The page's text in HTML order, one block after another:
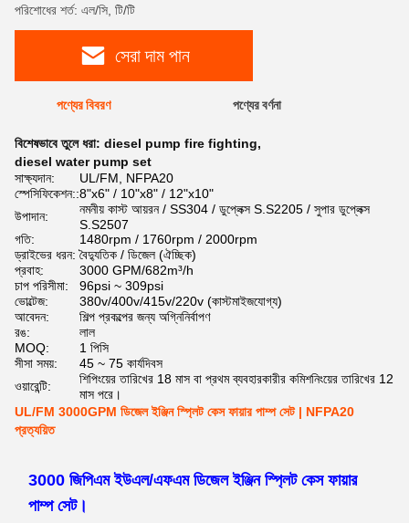
পরিশোধের শর্ত: এল/সি, টি/টি
সেরা দাম পান
পণ্যের বিবরণ পণ্যের বর্ণনা
বিশেষভাবে তুলে ধরা: diesel pump fire fighting,
diesel water pump set
সাক্ষ্যদান:
UL/FM, NFPA20
স্পেসিফিকেশন::8"x6" / 10"x8" / 12"x10"
উপাদান:
নমনীয় কাস্ট আয়রন / SS304 / ডুপ্লেক্স S.S2205 / সুপার ডুপ্লেক্স
S.S2507
গতি:
1480rpm / 1760rpm / 2000rpm
ড্রাইভের ধরন: বৈদ্যুতিক / ডিজেল (ঐচ্ছিক)
প্রবাহ:
3000 GPM/682m³/h
চাপ পরিসীমা:
96psi ~ 309psi
ভোল্টেজ:
380v/400v/415v/220v (কাস্টমাইজযোগ্য)
আবেদন:
শিল্প প্রকল্পের জন্য অগ্নিনির্বাপণ
রঙ:
লাল
MOQ:
1 পিসি
সীসা সময়:
45 ~ 75 কার্যদিবস
ওয়ারেন্টি:
শিপিংয়ের তারিখের 18 মাস বা প্রথম ব্যবহারকারীর কমিশনিংয়ের তারিখের 12
মাস পরে।
UL/FM 3000GPM ডিজেল ইঞ্জিন স্প্লিট কেস ফায়ার পাম্প সেট | NFPA20
প্রত্যয়িত
3000 জিপিএম ইউএল/এফএম ডিজেল ইঞ্জিন স্প্লিট কেস ফায়ার
পাম্প সেট।